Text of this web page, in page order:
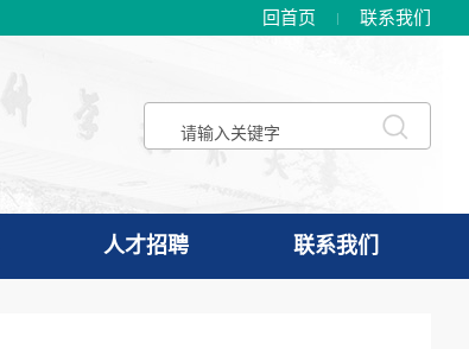
回首页 联系我们
人才招聘 联系我们